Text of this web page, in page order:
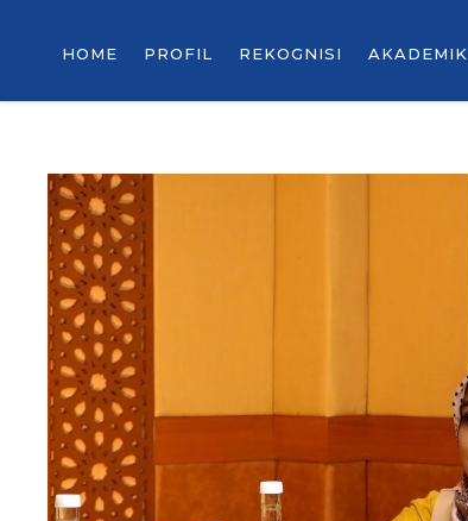
HOME PROFIL REKOGNISI AKADEMIK